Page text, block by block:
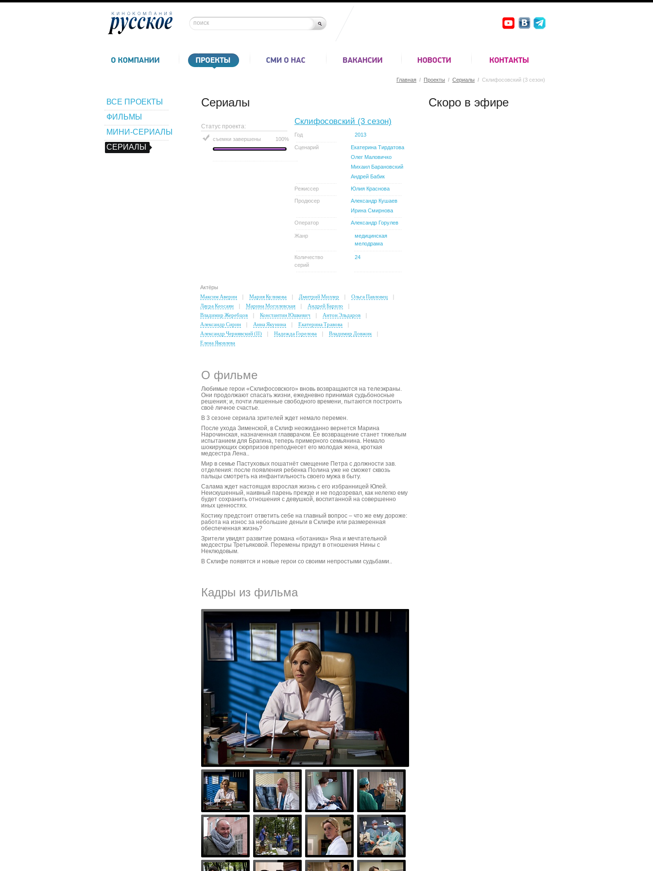
Главная / Проекты / Сериалы / Склифосовский (3 сезон)
ВСЕ ПРОЕКТЫ
ФИЛЬМЫ
МИНИ-СЕРИАЛЫ
СЕРИАЛЫ
Сериалы
Статус проекта:
съемки завершены 100%
Склифосовский (3 сезон)
Год 2013
Сценарий
Екатерина Тирдатова
Олег Маловичко
Михаил Барановский
Андрей Бабик
Режиссер Юлия Краснова
Продюсер
Александр Кушаев
Ирина Смирнова
Оператор Александр Горулев
Жанр
медицинская
мелодрама
Количество
серий
24
Актёры
Максим Аверин
Мария Куликова Дмитрий Миллер
Ольга Павловец
Лаура Кеосаян
Марина Могилевская
Андрей Барило
Владимир Жеребцов
Константин Юшкевич
Антон Эльдаров
Александр Сирин
Анна Якунина
Екатерина Травова
Александр Чернявский (II)
Надежда Горелова
Владимир Довжик
Елена Яковлева
О фильме
Любимые герои «Склифосовского» вновь возвращаются на телеэкраны.
Они продолжают спасать жизни, ежедневно принимая судьбоносные
решения; и, почти лишенные свободного времени, пытаются построить
своё личное счастье.
В 3 сезоне сериала зрителей ждет немало перемен.
После ухода Зименской, в Склиф неожиданно вернется Марина
Нарочинская, назначенная главврачом. Ее возвращение станет тяжелым
испытанием для Брагина, теперь примерного семьянина. Немало
шокирующих сюрпризов преподнесет его молодая жена, кроткая
медсестра Лена..
Мир в семье Пастуховых пошатнёт смещение Петра с должности зав.
отделения: после появления ребенка Полина уже не сможет сквозь
пальцы смотреть на инфантильность своего мужа в быту.
Салама ждет настоящая взрослая жизнь с его избранницей Юлей.
Неискушенный, наивный парень прежде и не подозревал, как нелегко ему
будет сохранить отношения с девушкой, воспитанной на совершенно
иных ценностях.
Костику предстоит ответить себе на главный вопрос – что же ему дороже:
работа на износ за небольшие деньги в Склифе или размеренная
обеспеченная жизнь?
Зрители увидят развитие романа «ботаника» Яна и мечтательной
медсестры Третьяковой. Перемены придут в отношения Нины с
Неклюдовым.
В Склифе появятся и новые герои со своими непростыми судьбами..
Кадры из фильма
Скоро в эфире